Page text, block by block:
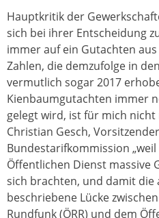
Hauptkritik der
sich bei ihrer Entscheidung
immer auf ein Gutachten aus
Zahlen, die demzufolge in
vermutlich sogar 2017
Kienbaumgutachten immer
gelegt wird, ist für mich
Christian Gesch,
Bundestarifkommission
Öffentlichen Dienst massive
sich brachten, und damit die
beschriebene Lücke
Rundfunk (ÖRR) und dem